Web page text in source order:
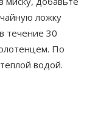
ложку
течение 30
По
водой.